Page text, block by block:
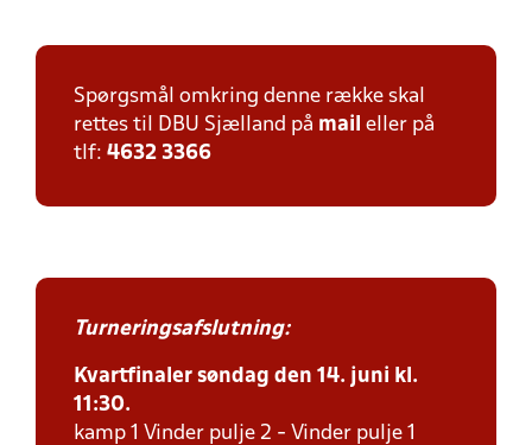
Spørgsmål omkring denne række skal
rettes til DBU Sjælland på mail eller på
tlf: 4632 3366
Turneringsafslutning:
Kvartfinaler søndag den 14. juni kl.
11:30.
kamp 1 Vinder pulje 2 - Vinder pulje 1